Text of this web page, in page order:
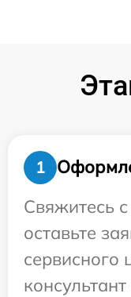
1
Свяжитесь
оставьте
сервисного